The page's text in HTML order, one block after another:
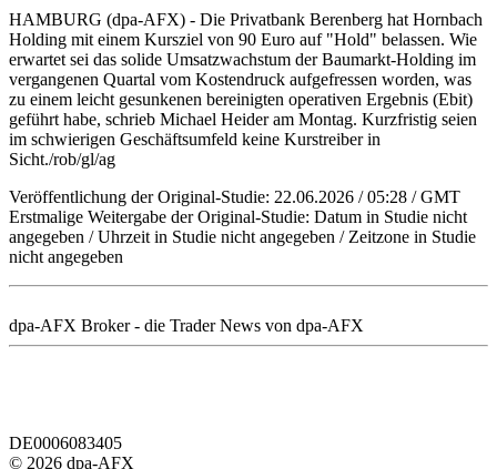
HAMBURG (dpa-AFX) - Die Privatbank Berenberg hat Hornbach
Holding mit einem Kursziel von 90 Euro auf "Hold" belassen. Wie
erwartet sei das solide Umsatzwachstum der Baumarkt-Holding im
vergangenen Quartal vom Kostendruck aufgefressen worden, was
zu einem leicht gesunkenen bereinigten operativen Ergebnis (Ebit)
geführt habe, schrieb Michael Heider am Montag. Kurzfristig seien
im schwierigen Geschäftsumfeld keine Kurstreiber in
Sicht./rob/gl/ag
Veröffentlichung der Original-Studie: 22.06.2026 / 05:28 / GMT
Erstmalige Weitergabe der Original-Studie: Datum in Studie nicht
angegeben / Uhrzeit in Studie nicht angegeben / Zeitzone in Studie
nicht angegeben
dpa-AFX Broker - die Trader News von dpa-AFX
DE0006083405
© 2026 dpa-AFX